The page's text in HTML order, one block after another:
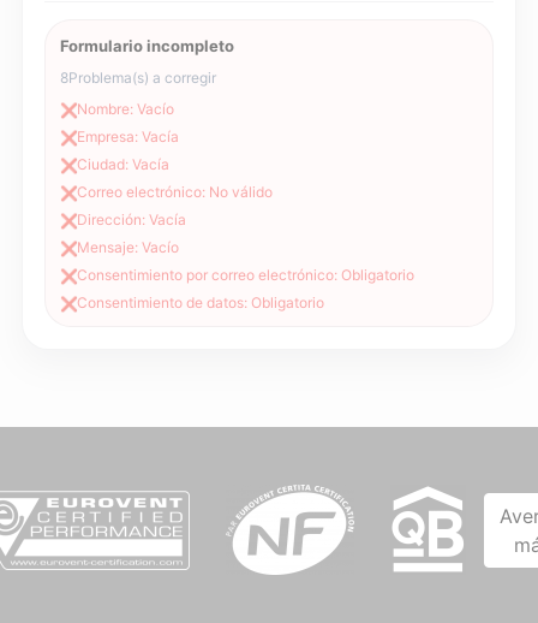
Formulario incompleto
8Problema(s) a corregir
❌Nombre: Vacío
❌Empresa: Vacía
❌Ciudad: Vacía
❌Correo electrónico: No válido
❌Dirección: Vacía
❌Mensaje: Vacío
❌Consentimiento por correo electrónico: Obligatorio
❌Consentimiento de datos: Obligatorio